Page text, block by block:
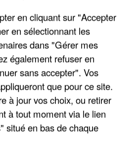
CANICULES, LES REFUGES
SONT...
en cliquant sur "Accepter
en sélectionnant les
dans "Gérer mes
également refuser en
sans accepter". Vos
que pour ce site.
à jour vos choix, ou retirer
à tout moment via le lien
situé en bas de chaque